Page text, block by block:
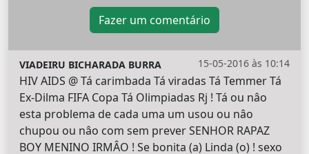
Fazer um comentário
15-05-2016 às 10:14
VIADEIRU BICHARADA BURRA
HIV AIDS @ Tá carimbada Tá viradas Tá Temmer Tá
Ex-Dilma FIFA Copa Tá Olimpiadas Rj ! Tá ou nâo
esta problema de cada uma um usou ou nâo
chupou ou nâo com sem prever SENHOR RAPAZ
BOY MENINO IRMÂO ! Se bonita (a) Linda (o) ! sexo